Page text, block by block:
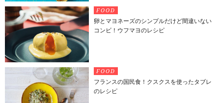
FOOD
卵とマヨネーズのシンプルだけど間違いない
コンビ！ウフマヨのレシピ
FOOD
フランスの国民食！クスクスを使ったタブレ
のレシピ